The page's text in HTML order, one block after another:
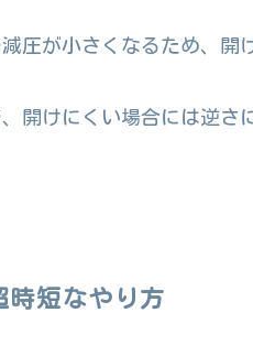
圧が小さくなるため、開
開けにくい場合には逆さ
時短なやり方